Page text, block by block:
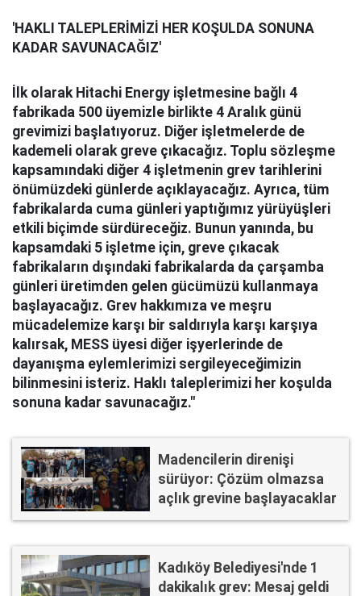
'HAKLI TALEPLERİMİZİ HER KOŞULDA SONUNA
KADAR SAVUNACAĞIZ'
İlk olarak Hitachi Energy işletmesine bağlı 4
fabrikada 500 üyemizle birlikte 4 Aralık günü
grevimizi başlatıyoruz. Diğer işletmelerde de
kademeli olarak greve çıkacağız. Toplu sözleşme
kapsamındaki diğer 4 işletmenin grev tarihlerini
önümüzdeki günlerde açıklayacağız. Ayrıca, tüm
fabrikalarda cuma günleri yaptığımız yürüyüşleri
etkili biçimde sürdüreceğiz. Bunun yanında, bu
kapsamdaki 5 işletme için, greve çıkacak
fabrikaların dışındaki fabrikalarda da çarşamba
günleri üretimden gelen gücümüzü kullanmaya
başlayacağız. Grev hakkımıza ve meşru
mücadelemize karşı bir saldırıyla karşı karşıya
kalırsak, MESS üyesi diğer işyerlerinde de
dayanışma eylemlerimizi sergileyeceğimizin
bilinmesini isteriz. Haklı taleplerimizi her koşulda
sonuna kadar savunacağız."
Madencilerin direnişi
sürüyor: Çözüm olmazsa
açlık grevine başlayacaklar
Kadıköy Belediyesi'nde 1
dakikalık grev: Mesaj geldi